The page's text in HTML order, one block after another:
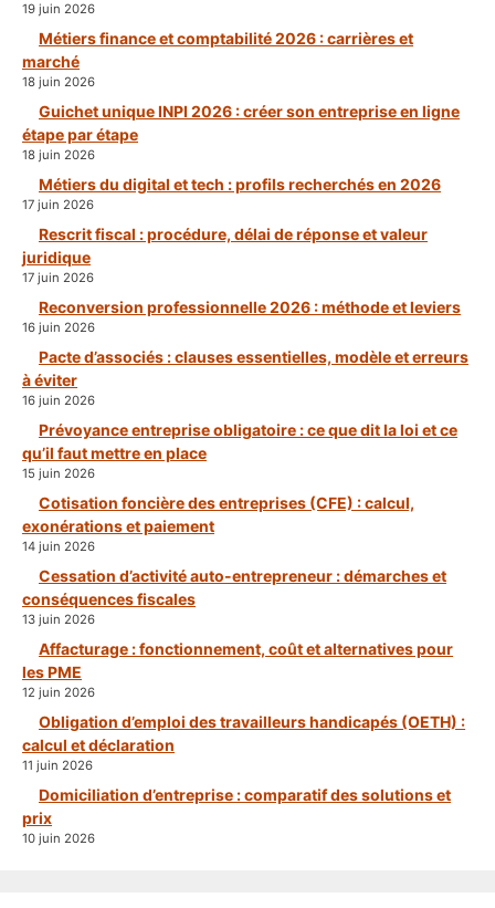
19 juin 2026
Métiers finance et comptabilité 2026 : carrières et
marché
18 juin 2026
Guichet unique INPI 2026 : créer son entreprise en ligne
étape par étape
18 juin 2026
Métiers du digital et tech : profils recherchés en 2026
17 juin 2026
Rescrit fiscal : procédure, délai de réponse et valeur
juridique
17 juin 2026
Reconversion professionnelle 2026 : méthode et leviers
16 juin 2026
Pacte d’associés : clauses essentielles, modèle et erreurs
à éviter
16 juin 2026
Prévoyance entreprise obligatoire : ce que dit la loi et ce
qu’il faut mettre en place
15 juin 2026
Cotisation foncière des entreprises (CFE) : calcul,
exonérations et paiement
14 juin 2026
Cessation d’activité auto-entrepreneur : démarches et
conséquences fiscales
13 juin 2026
Affacturage : fonctionnement, coût et alternatives pour
les PME
12 juin 2026
Obligation d’emploi des travailleurs handicapés (OETH) :
calcul et déclaration
11 juin 2026
Domiciliation d’entreprise : comparatif des solutions et
prix
10 juin 2026